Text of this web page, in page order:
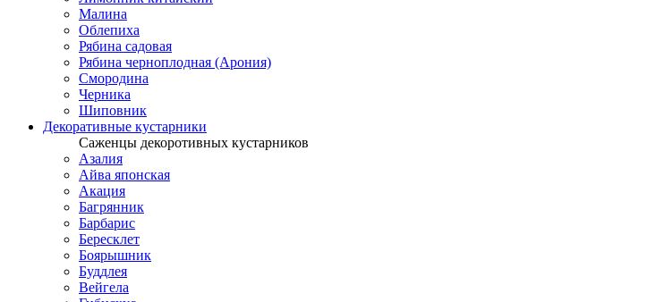
Малина
Облепиха
Рябина садовая
Рябина черноплодная (Арония)
Смородина
Черника
Шиповник
Декоративные кустарники
Саженцы декоротивных кустарников
Азалия
Айва японская
Акация
Багрянник
Барбарис
Бересклет
Боярышник
Буддлея
Вейгела